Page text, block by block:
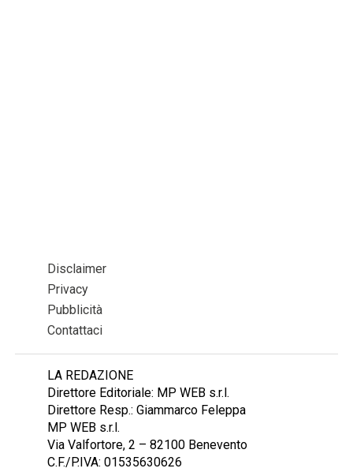
Disclaimer
Privacy
Pubblicità
Contattaci
LA REDAZIONE
Direttore Editoriale: MP WEB s.r.l.
Direttore Resp.: Giammarco Feleppa
MP WEB s.r.l.
Via Valfortore, 2 – 82100 Benevento
C.F./P.IVA: 01535630626